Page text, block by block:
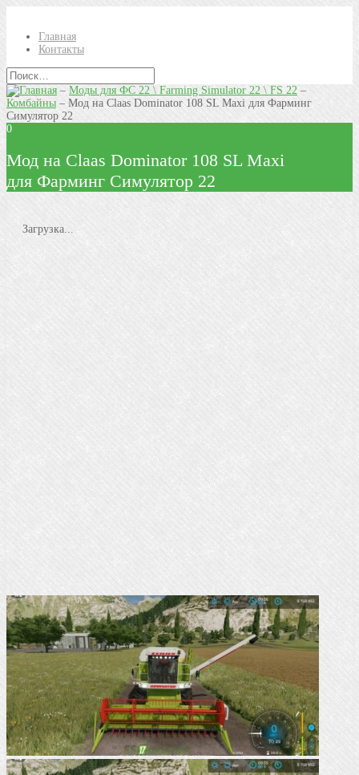
Главная
Контакты
–Моды для ФС 22 \ Farming Simulator 22 \ FS 22–
Комбайны – Мод на Claas Dominator 108 SL Maxi для Фарминг
Симулятор 22
0
Мод на Claas Dominator 108 SL Maxi
для Фарминг Симулятор 22
Загрузка...